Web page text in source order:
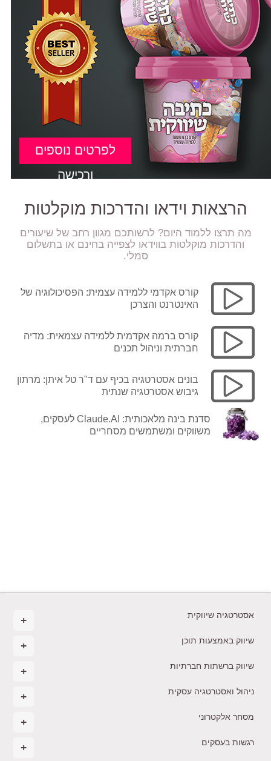
לפרטים נוספים
ורכישה
הרצאות וידאו והדרכות מוקלטות
מה תרצו ללמוד היום? לרשותכם מגוון רחב של שיעורים
והדרכות מוקלטות בווידאו לצפייה בחינם או בתשלום
סמלי.
קורס אקדמי ללמידה עצמית: הפסיכולוגיה של
האינטרנט והצרכן
קורס ברמה אקדמית ללמידה עצמאית: מדיה
חברתית וניהול תכנים
בונים אסטרטגיה בכיף עם ד"ר טל איתן: מרתון
גיבוש אסטרטגיה שנתית
סדנת בינה מלאכותית: Claude.AI לעסקים,
משווקים ומשתמשים מסחריים
אסטרטגיה שיווקית
שיווק באמצעות תוכן
שיווק ברשתות חברתיות
ניהול ואסטרטגיה עסקית
מסחר אלקטרוני
רגשות בעסקים